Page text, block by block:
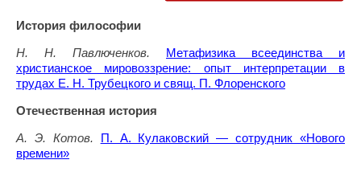
История философии
Н. Н. Павлюченков.
Метафизика всеединства и
христианское мировоззрение: опыт интерпретации в
трудах Е. Н. Трубецкого и свящ. П. Флоренского
Отечественная история
А. Э. Котов. П. А. Кулаковский — сотрудник «Нового
времени»